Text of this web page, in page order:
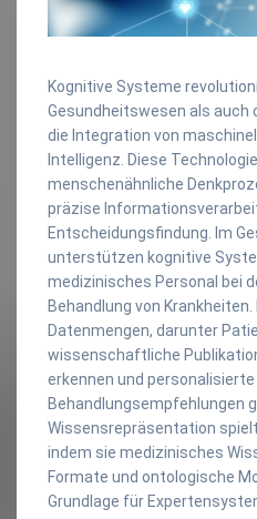
Kognitive Systeme
Gesundheitswesen als auch
die Integration von
Intelligenz. Diese
menschenähnliche
präzise
Entscheidungsfindung. Im
unterstützen kognitive
medizinisches Personal bei
Behandlung von
Datenmengen, darunter
wissenschaftliche
erkennen und personalisierte
Behandlungsempfehlungen
Wissensrepräsentation
indem sie medizinisches
Formate und ontologische
Grundlage für